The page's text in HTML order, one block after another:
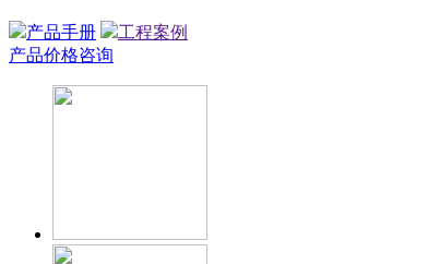
产品手册
工程案例
产品价格咨询